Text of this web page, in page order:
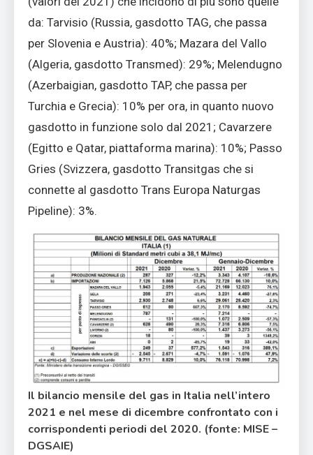
da: Tarvisio (Russia, gasdotto TAG, che passa
per Slovenia e Austria): 40%; Mazara del Vallo
(Algeria, gasdotto Transmed): 29%; Melendugno
(Azerbaigian, gasdotto TAP, che passa per
Turchia e Grecia): 10% per ora, in quanto nuovo
gasdotto in funzione solo dal 2021; Cavarzere
(Egitto e Qatar, piattaforma marina): 10%; Passo
Gries (Svizzera, gasdotto Transitgas che si
connette al gasdotto Trans Europa Naturgas
Pipeline): 3%.
Il bilancio mensile del gas in Italia nell’intero
2021 e nel mese di dicembre confrontato con i
corrispondenti periodi del 2020. (fonte: MISE –
DGSAIE)